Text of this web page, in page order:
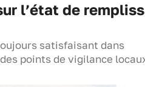
l’état de
satisfaisant dans
points de vigilance